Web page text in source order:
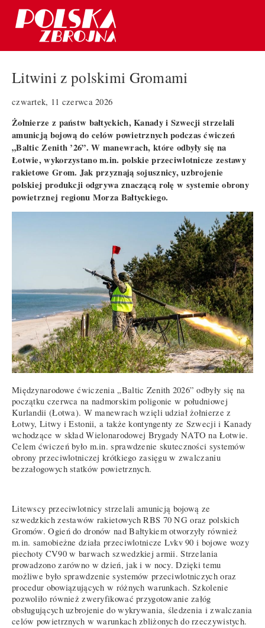
Litwini z polskimi Gromami
czwartek, 11 czerwca 2026
Żołnierze z państw bałtyckich, Kanady i Szwecji strzelali
amunicją bojową do celów powietrznych podczas ćwiczeń
„Baltic Zenith ’26”. W manewrach, które odbyły się na
Łotwie, wykorzystano m.in. polskie przeciwlotnicze zestawy
rakietowe Grom. Jak przyznają sojusznicy, uzbrojenie
polskiej produkcji odgrywa znaczącą rolę w systemie obrony
powietrznej regionu Morza Bałtyckiego.
Międzynarodowe ćwiczenia „Baltic Zenith 2026” odbyły się na
początku czerwca na nadmorskim poligonie w południowej
Kurlandii (Łotwa). W manewrach wzięli udział żołnierze z
Łotwy, Litwy i Estonii, a także kontyngenty ze Szwecji i Kanady
wchodzące w skład Wielonarodowej Brygady NATO na Łotwie.
Celem ćwiczeń było m.in. sprawdzenie skuteczności systemów
obrony przeciwlotniczej krótkiego zasięgu w zwalczaniu
bezzałogowych statków powietrznych.
Litewscy przeciwlotnicy strzelali amunicją bojową ze
szwedzkich zestawów rakietowych RBS 70 NG oraz polskich
Gromów. Ogień do dronów nad Bałtykiem otworzyły również
m.in. samobieżne działa przeciwlotnicze Lvkv 90 i bojowe wozy
piechoty CV90 w barwach szwedzkiej armii. Strzelania
prowadzono zarówno w dzień, jak i w nocy. Dzięki temu
możliwe było sprawdzenie systemów przeciwlotniczych oraz
procedur obowiązujących w różnych warunkach. Szkolenie
pozwoliło również zweryfikować przygotowanie załóg
obsługujących uzbrojenie do wykrywania, śledzenia i zwalczania
celów powietrznych w warunkach zbliżonych do rzeczywistych.